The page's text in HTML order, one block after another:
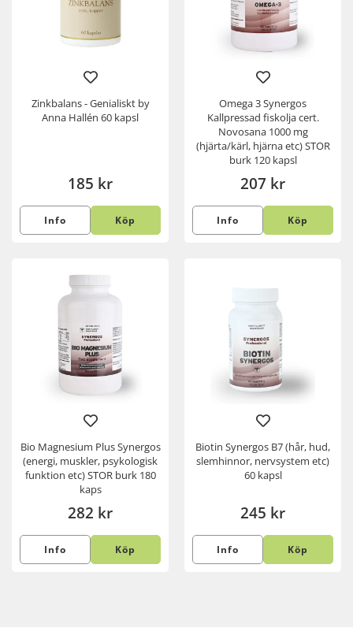
Zinkbalans - Genialiskt by
Anna Hallén 60 kapsl
185 kr
Info Köp
Omega 3 Synergos
Kallpressad fiskolja cert.
Novosana 1000 mg
(hjärta/kärl, hjärna etc) STOR
burk 120 kapsl
207 kr
Info Köp
Bio Magnesium Plus Synergos
(energi, muskler, psykologisk
funktion etc) STOR burk 180
kaps
282 kr
Info Köp
Biotin Synergos B7 (hår, hud,
slemhinnor, nervsystem etc)
60 kapsl
245 kr
Info Köp